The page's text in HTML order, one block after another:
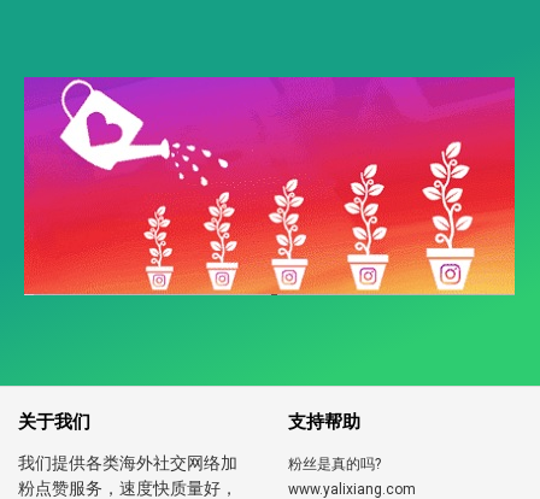
关于我们
我们提供各类海外社交网络加
粉点赞服务，速度快质量好，
支持帮助
粉丝是真的吗?
www.yalixiang.com